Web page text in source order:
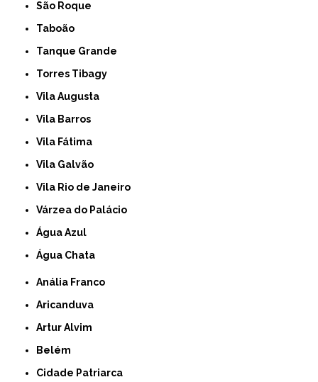
São Roque
Taboão
Tanque Grande
Torres Tibagy
Vila Augusta
Vila Barros
Vila Fátima
Vila Galvão
Vila Rio de Janeiro
Várzea do Palácio
Água Azul
Água Chata
Anália Franco
Aricanduva
Artur Alvim
Belém
Cidade Patriarca